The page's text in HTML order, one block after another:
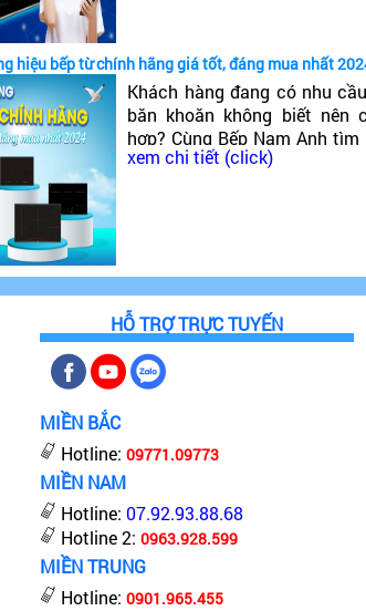
hiệu bếp từ chính hãng giá tốt, đáng mua nhất
Khách hàng đang có nhu
băn khoăn không biết nên
hợp? Cùng Bếp Nam Anh
hàng bếp từ giá phải chăng,
xem chi tiết (click)
HỖ TRỢ TRỰC TUYẾN
MIỀN BẮC
Hotline:09771.09773
MIỀN NAM
Hotline:07.92.93.88.68
Hotline 2:0963.928.599
MIỀN TRUNG
Hotline:0901.965.455